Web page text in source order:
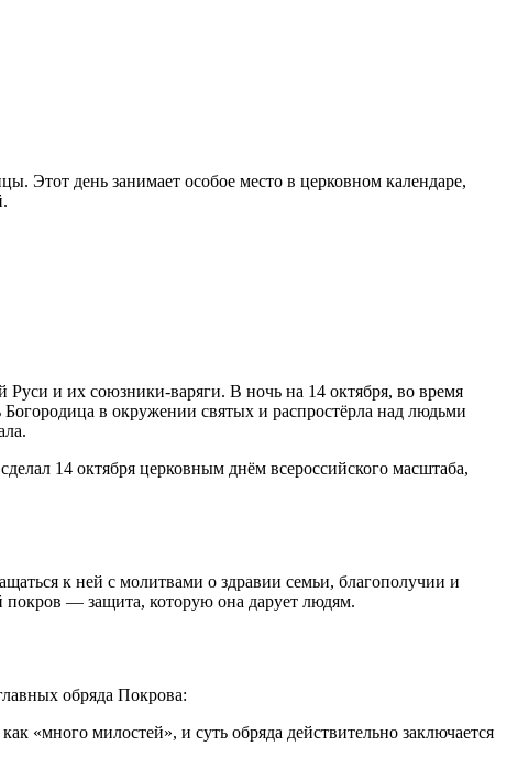
Этот день занимает особое место в церковном календаре,
Руси и их союзники-варяги. В ночь на 14 октября, во время
в окружении святых и распростёрла над людьми
14 октября церковным днём всероссийского масштаба,
к ней с молитвами о здравии семьи, благополучии и
покров — защита, которую она дарует людям.
обряда Покрова:
«много милостей», и суть обряда действительно заключается